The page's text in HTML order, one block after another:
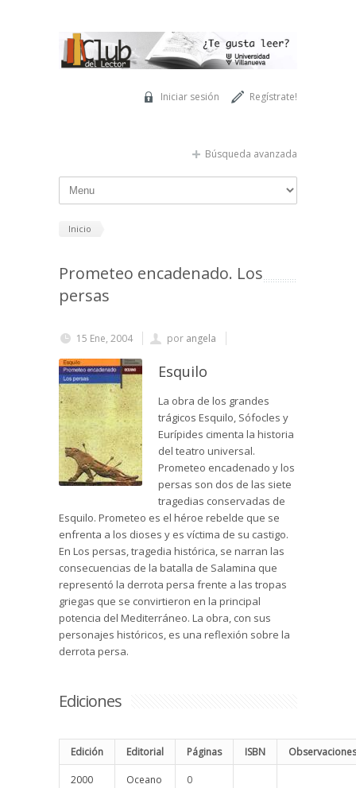
Regístrate!
Iniciar sesión
Búsqueda avanzada
Inicio
Prometeo encadenado. Los
persas
15 Ene, 2004 por angela
Esquilo
La obra de los grandes
trágicos Esquilo, Sófocles y
Eurípides cimenta la historia
del teatro universal.
Prometeo encadenado y los
persas son dos de las siete
tragedias conservadas de
Esquilo. Prometeo es el héroe rebelde que se
enfrenta a los dioses y es víctima de su castigo.
En Los persas, tragedia histórica, se narran las
consecuencias de la batalla de Salamina que
representó la derrota persa frente a las tropas
griegas que se convirtieron en la principal
potencia del Mediterráneo. La obra, con sus
personajes históricos, es una reflexión sobre la
derrota persa.
Ediciones
Edición Editorial Páginas ISBN Observaciones
2000 Oceano 0